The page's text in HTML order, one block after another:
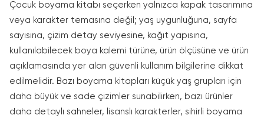
Çocuk boyama kitabı seçerken yalnızca kapak tasarımına
veya karakter temasına değil; yaş uygunluğuna, sayfa
sayısına, çizim detay seviyesine, kağıt yapısına,
kullanılabilecek boya kalemi türüne, ürün ölçüsüne ve ürün
açıklamasında yer alan güvenli kullanım bilgilerine dikkat
edilmelidir. Bazı boyama kitapları küçük yaş grupları için
daha büyük ve sade çizimler sunabilirken, bazı ürünler
daha detaylı sahneler, lisanslı karakterler, sihirli boyama